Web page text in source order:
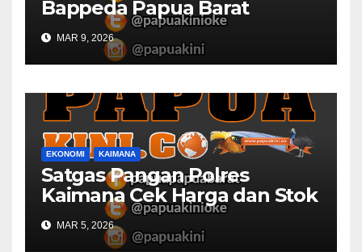
Bappeda Papua Barat
Konsultasi Publik RKPD 2027
MAR 9, 2026
EKONOMI KAIMANA
Satgas Pangan Polres
Kaimana Cek Harga dan Stok
Bapok di Pasar
MAR 5, 2026